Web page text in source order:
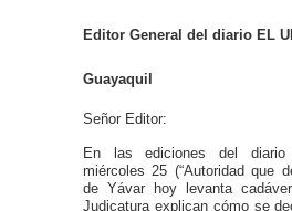
Editor General del diario EL
Guayaquil
Señor Editor:
En las ediciones del
miércoles 25 (“Autoridad que
de Yávar hoy levanta
Judicatura explican cómo se